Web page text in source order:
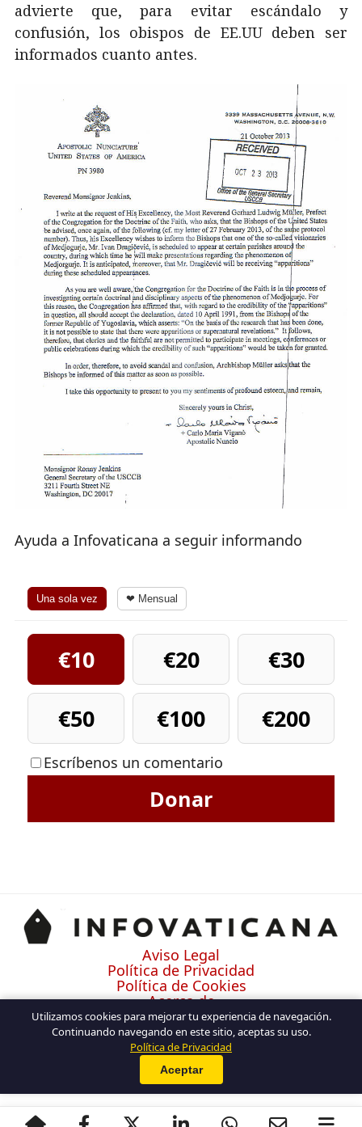
advierte que, para evitar escándalo y
confusión, los obispos de EE.UU deben ser
informados cuanto antes.
Ayuda a Infovaticana a seguir informando
Una sola vez ❤ Mensual
€10 €20
€30
€50
€100 €200
Escríbenos un comentario
Donar
Aviso Legal
Política de Privacidad
Política de Cookies
Acerca de
Contacto
Utilizamos cookies para mejorar tu experiencia de navegación.
Continuando navegando en este sitio, aceptas su uso.
Política de Privacidad
Aceptar